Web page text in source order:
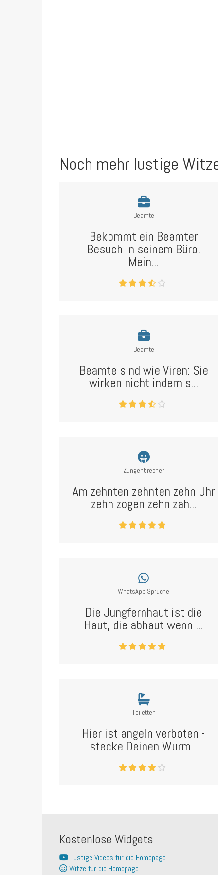
Noch mehr lustige
Beamte
Bekommt ein Beamter
Besuch in seinem Büro.
Mein...
Beamte
Beamte sind wie Viren: Sie
wirken nicht indem s...
Zungenbrecher
Am zehnten zehnten zehn Uhr
zehn zogen zehn zah...
WhatsApp Sprüche
Die Jungfernhaut ist die
Haut, die abhaut wenn ...
Toiletten
Hier ist angeln verboten -
stecke Deinen Wurm...
Kostenlose Widgets
Lustige Videos für die Homepage
Witze für die Homepage